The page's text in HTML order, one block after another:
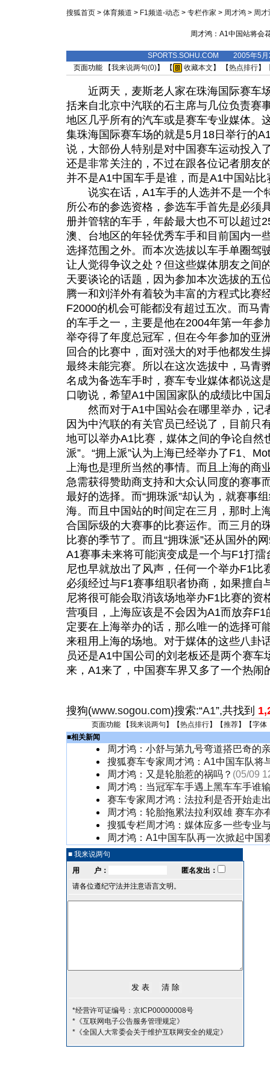
搜狐首页 > 体育频道 > F1频道-动态 > 专栏作家 > 周才鸿 > 周
周才鸿：A1中国站将会
SPORTS.SOHU.COM 2005年5
页面功能 【我来说两句(0)】 【 收藏本文 】 【热点排行】
近两天，麦斯老人家在珠海国际赛车
括来自北京中汽联的石主席与几位负责赛
地区几乎所有的汽车或是赛车专业媒体。
集珠海国际赛车场的就是5月18日举行的
说，大部份人特别是对中国赛车运动投入
还是非常关注的，不过在跟各位记者朋友
并不是A1中国车手是谁，而是A1中国站
说实在话，A1车手的人选并不是一个
所公布的参选资格，参选车手首先是必须
册并管辖的车手，年龄最大也不可以超过
澳、台地区的年轻优秀车手和目前国内一
选择范围之外。而本次选拔以车手单圈驾
让人觉得争议之处？但这些媒体朋友之间
天要谈论的话题，因为参加本次选拔的五
腾一和刘洋外有着较为丰富的方程式比赛
F2000的机会可能都没有超过五次。而马
的车手之一，主要是他在2004年第一年参
举夺得了年度总冠军，但在今年参加的亚
回合的比赛中，面对强大的对手他都发生
最终未能完赛。所以在这次选拔中，马青
名成为备选车手时，赛车专业媒体都说这
口吻说，希望A1中国国家队的成绩比中国
然而对于A1中国站会在哪里举办，记
因为中汽联的有关官员已经说了，目前只
地可以举办A1比赛，媒体之间的争论自然
派”。“拥上派”认为上海已经举办了F1、
上海也是理所当然的事情。而且上海的商
急需获得赞助商支持和大众认同度的赛事
最好的选择。而“拥珠派”却认为，就赛事
海。而且中国站的时间定在三月，那时上
合国际级的大赛事的比赛运作。而三月的
比赛的季节了。而且“拥珠派”还从国外的
A1赛事未来将可能演变成是一个与F1打擂
尼也早就放出了风声，任何一个举办F1比
必须经过与F1赛事组职者协商，如果擅自
尼将很可能会取消该场地举办F1比赛的资
营项目，上海应该是不会因为A1而放弃
定要在上海举办的话，那么唯一的选择可
来租用上海的场地。对于媒体的这些八卦
员还是A1中国公司的刘老板还是两个赛
来，A1来了，中国赛车界又多了一个热闹
搜狗(www.sogou.com)搜索:“A1”,共找到
页面功能 【我来说两句 】【热点排行】【推荐】【字体
■相关新闻
周才鸿：小舒与第九号弯道搭巴奇的
搜狐赛车专家周才鸿：A1中国车队将
周才鸿：又是轮胎惹的祸吗？ (05/09
周才鸿：当冠军车手遇上黑车车手谁
赛车专家周才鸿：法拉利是否开始走
周才鸿：轮胎拖累法拉利双雄 赛车亦
搜狐专栏周才鸿：媒体应多一些专业
周才鸿：A1中国车队再一次掀起中国
■ 我来说两句
用 户：
匿名发出：
请各位遵纪守法并注意语言文明。
*经营许可证编号：京ICP00000008号
*《互联网电子公告服务管理规定》
*《全国人大常委会关于维护互联网安全的规定》